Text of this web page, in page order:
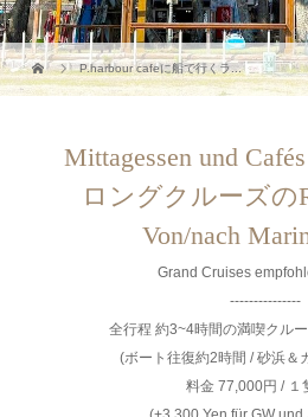
P.harbour cafeに船で行くラ...
Mittagessen und
ロングクルーズの
Von/nach
Grand Cruises
---------------
全行程 約3~4時間の満喫クル
(ボート往復約2時間 / 砂浜＆
料金 77,000円 / １